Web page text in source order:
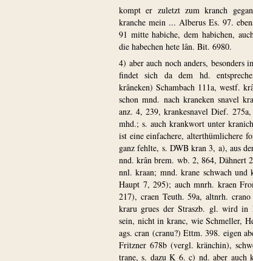
kompt er zuletzt zum kranch
kranche mein ... Alberus Es. 97.
91 mitte habiche, dem habichen,
die habechen hete lân. Bit. 6980.
4) aber auch noch anders, besonders
findet sich da dem hd.
krâneken) Schambach 111a, westf.
schon mnd. nach kraneken snavel
anz. 4, 239, krankesnavel Dief.
mhd.; s. auch krankwort unter
ist eine einfachere, alterthümlichere
ganz fehlte, s. DWB kran 3, a), aus
nnd. krân brem. wb. 2, 864, Dähnert
nnl. kraan; mnd. krane schwach und
Haupt 7, 295); auch mnrh. kraen
217), craen Teuth. 59a, altnrh.
kraru grues der Straszb. gl. wird in
sein, nicht in kranc, wie Schmeller,
ags. cran (cranu?) Ettm. 398. eigen
Fritzner 678b (vergl. kränchin),
trane, s. dazu K 6. c) nd. aber auch